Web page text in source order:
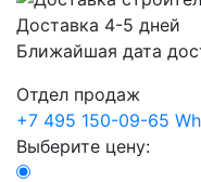
Доставка 4-5 дней
Ближайшая дата
Отдел продаж
+7 495 150-09-65
Выберите цену: